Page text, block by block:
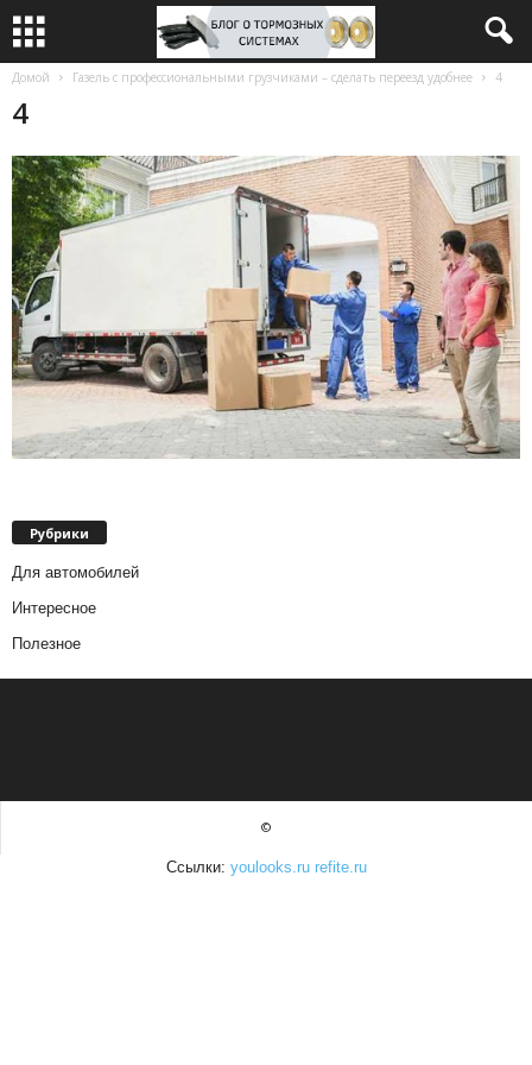
Домой Газель с профессиональными грузчиками – сделать переезд удобнее 4
4
Рубрики
Для автомобилей
Интересное
Полезное
©
Ссылки: youlooks.ru refite.ru